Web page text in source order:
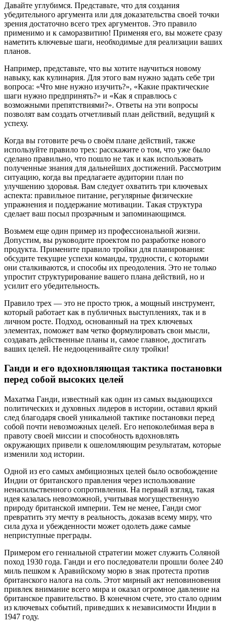
Давайте углубимся. Представьте, что для создания
убедительного аргумента или для доказательства своей точки
зрения достаточно всего трех аргументов. Это правило
применимо и к саморазвитию! Применяя его, вы можете сразу
наметить ключевые шаги, необходимые для реализации ваших
планов.
Например, представьте, что вы хотите научиться новому
навыку, как кулинария. Для этого вам нужно задать себе три
вопроса: «Что мне нужно изучить?», «Какие практические
шаги нужно предпринять?» и «Как я справлюсь с
возможными препятствиями?». Ответы на эти вопросы
позволят вам создать отчетливый план действий, ведущий к
успеху.
Когда вы готовите речь о своём плане действий, также
используйте правило трех: расскажите о том, что уже было
сделано правильно, что пошло не так и как использовать
полученные знания для дальнейших достижений. Рассмотрим
ситуацию, когда вы предлагаете аудитории план по
улучшению здоровья. Вам следует охватить три ключевых
аспекта: правильное питание, регулярные физические
упражнения и поддержание мотивации. Такая структура
сделает ваш посыл прозрачным и запоминающимся.
Возьмем еще один пример из профессиональной жизни.
Допустим, вы руководите проектом по разработке нового
продукта. Примените правило тройки для планирования:
обсудите текущие успехи команды, трудности, с которыми
они сталкиваются, и способы их преодоления. Это не только
упростит структурирование вашего плана действий, но и
усилит его убедительность.
Правило трех — это не просто трюк, а мощный инструмент,
который работает как в публичных выступлениях, так и в
личном росте. Подход, основанный на трех ключевых
элементах, поможет вам четко формулировать свои мысли,
создавать действенные планы и, самое главное, достигать
ваших целей. Не недооценивайте силу тройки!
Ганди и его вдохновляющая тактика постановки
перед собой высоких целей
Махатма Ганди, известный как один из самых выдающихся
политических и духовных лидеров в истории, оставил яркий
след благодаря своей уникальной тактике постановки перед
собой почти невозможных целей. Его непоколебимая вера в
правоту своей миссии и способность вдохновлять
окружающих привели к ошеломляющим результатам, которые
изменили ход истории.
Одной из его самых амбициозных целей было освобождение
Индии от британского правления через использование
ненасильственного сопротивления. На первый взгляд, такая
идея казалась невозможной, учитывая могущественную
природу британской империи. Тем не менее, Ганди смог
превратить эту мечту в реальность, доказав всему миру, что
сила духа и убежденности может одолеть даже самые
неприступные преграды.
Примером его гениальной стратегии может служить Соляной
поход 1930 года. Ганди и его последователи прошли более 240
миль пешком к Аравийскому морю в знак протеста против
британского налога на соль. Этот мирный акт неповиновения
привлек внимание всего мира и оказал огромное давление на
британское правительство. В конечном счете, это стало одним
из ключевых событий, приведших к независимости Индии в
1947 году.